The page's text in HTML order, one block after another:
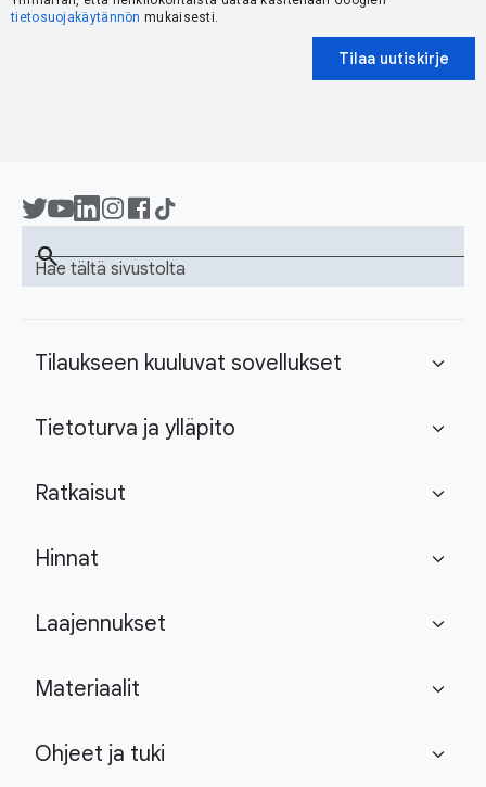
tietosuojakäytännön mukaisesti.
Tilaa uutiskirje
Hae tältä sivustolta
search
Tilaukseen kuuluvat sovellukset expand_more
Tietoturva ja ylläpito expand_more
Ratkaisut expand_more
Hinnat expand_more
Laajennukset expand_more
Materiaalit expand_more
Ohjeet ja tuki expand_more